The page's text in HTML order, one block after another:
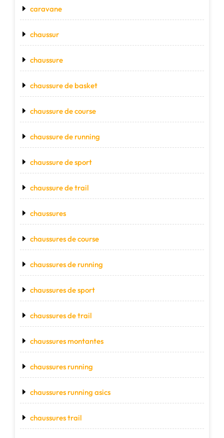
caravane
chaussur
chaussure
chaussure de basket
chaussure de course
chaussure de running
chaussure de sport
chaussure de trail
chaussures
chaussures de course
chaussures de running
chaussures de sport
chaussures de trail
chaussures montantes
chaussures running
chaussures running asics
chaussures trail